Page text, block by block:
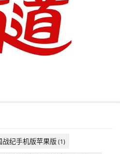
战纪手机版苹果版 (1)